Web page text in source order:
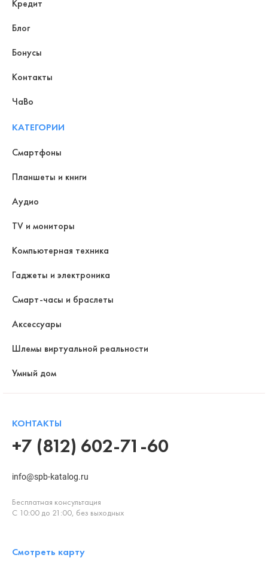
Кредит
Блог
Бонусы
Контакты
ЧаВо
КАТЕГОРИИ
Смартфоны
Планшеты и книги
Аудио
TV и мониторы
Компьютерная техника
Гаджеты и электроника
Смарт-часы и браслеты
Аксессуары
Шлемы виртуальной реальности
Умный дом
КОНТАКТЫ
+7 (812) 602-71-60
info@spb-katalog.ru
Бесплатная консультация
С 10:00 до 21:00, без выходных
Смотреть карту